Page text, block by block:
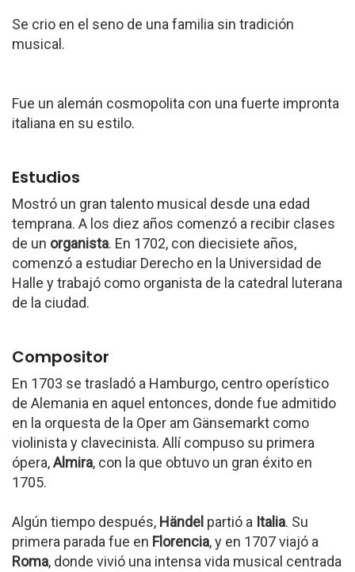
Se crio en el seno de una familia sin tradición
musical.
Fue un alemán cosmopolita con una fuerte impronta
italiana en su estilo.
Estudios
Mostró un gran talento musical desde una edad
temprana. A los diez años comenzó a recibir clases
de un organista. En 1702, con diecisiete años,
comenzó a estudiar Derecho en la Universidad de
Halle y trabajó como organista de la catedral luterana
de la ciudad.
Compositor
En 1703 se trasladó a Hamburgo, centro operístico
de Alemania en aquel entonces, donde fue admitido
en la orquesta de la Oper am Gänsemarkt como
violinista y clavecinista. Allí compuso su primera
ópera,Almira, con la que obtuvo un gran éxito en
1705.
Algún tiempo después, Händel partió a Italia. Su
primera parada fue en Florencia, y en 1707 viajó a
Roma, donde vivió una intensa vida musical centrada